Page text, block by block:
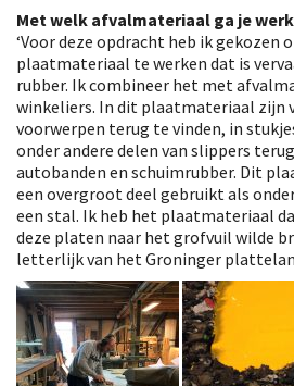
Met welk afvalmateriaal ga je
‘Voor deze opdracht heb ik gekozen
plaatmateriaal te werken dat is
rubber. Ik combineer het met
winkeliers. In dit plaatmateriaal zijn
voorwerpen terug te vinden, in
onder andere delen van slippers
autobanden en schuimrubber. Dit
een overgroot deel gebruikt als
een stal. Ik heb het plaatmateriaal
deze platen naar het grofvuil wilde
letterlijk van het Groninger